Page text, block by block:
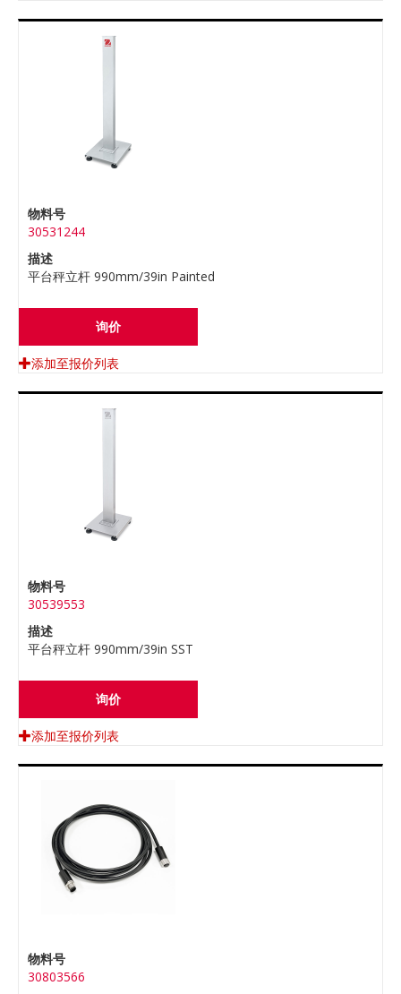
物料号
30531244
描述
平台秤立杆 990mm/39in Painted
询价
添加至报价列表
物料号
30539553
描述
平台秤立杆 990mm/39in SST
询价
添加至报价列表
物料号
30803566